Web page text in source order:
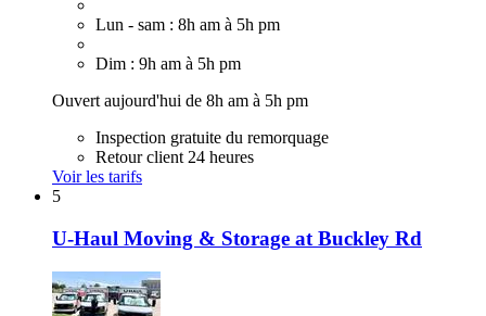
Lun - sam : 8h am à 5h pm
Dim : 9h am à 5h pm
Ouvert aujourd'hui de 8h am à 5h pm
Inspection gratuite du remorquage
Retour client 24 heures
Voir les tarifs
5
U-Haul Moving & Storage at Buckley Rd